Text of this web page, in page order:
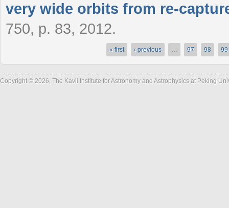
very wide orbits from re-
750, p. 83, 2012.
« first ‹ previous … 97 98 99
Copyright © 2026, The Kavli Institute for Astronomy and Astrophysics at Peking